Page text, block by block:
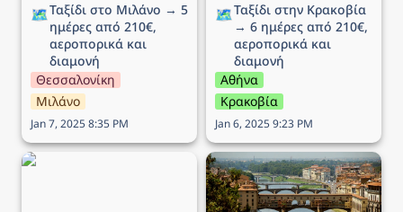
🗺️Ταξίδι στο Μιλάνο → 5
ημέρες από 210€,
αεροπορικά και
διαμονή
Θεσσαλονίκη
Μιλάνο
Jan 7, 2025 8:35 PM
🗺️Ταξίδι στην Κρακοβία
→ 6 ημέρες από 210€,
αεροπορικά και
διαμονή
Αθήνα
Κρακοβία
Jan 6, 2025 9:23 PM
Ταξίδι στη Ρώμη → 5
Ταξίδι στην Φλωρεντία →
5 ημέρες από 293€,
αεροπορικά και διαμονή